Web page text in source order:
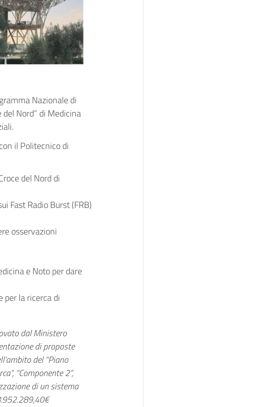
Nazionale di
del Nord” di Medicina
il Politecnico di
del Nord di
Fast Radio Burst (FRB)
osservazioni
e Noto per dare
per la ricerca di
dal Ministero
di proposte
del “Piano
“Componente 2”,
di un sistema